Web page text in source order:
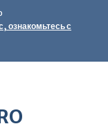
ознакомьтесь с